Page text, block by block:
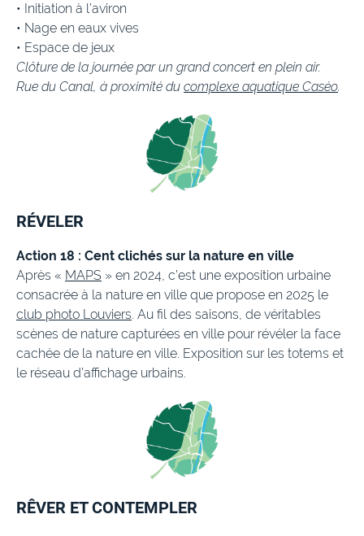
• Initiation à l’aviron
• Nage en eaux vives
• Espace de jeux
Clôture de la journée par un grand concert en plein air.
Rue du Canal, à proximité du complexe aquatique Caséo.
RÉVELER
Action 18 : Cent clichés sur la nature en ville
Après « MAPS » en 2024, c’est une exposition urbaine
consacrée à la nature en ville que propose en 2025 le
club photo Louviers. Au fil des saisons, de véritables
scènes de nature capturées en ville pour révéler la face
cachée de la nature en ville. Exposition sur les totems et
le réseau d’affichage urbains.
RÊVER ET CONTEMPLER